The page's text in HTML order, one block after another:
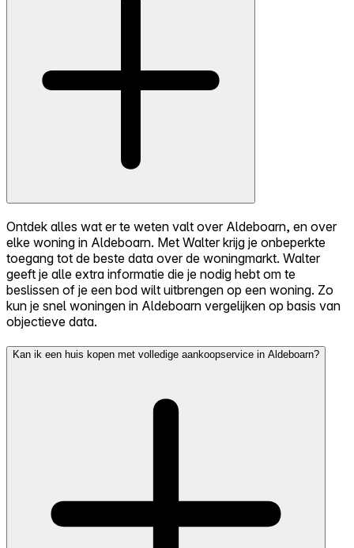
Ontdek alles wat er te weten valt over Aldeboarn, en over
elke woning in Aldeboarn. Met Walter krijg je onbeperkte
toegang tot de beste data over de woningmarkt. Walter
geeft je alle extra informatie die je nodig hebt om te
beslissen of je een bod wilt uitbrengen op een woning. Zo
kun je snel woningen in Aldeboarn vergelijken op basis van
objectieve data.
Kan ik een huis kopen met volledige aankoopservice in Aldeboarn?